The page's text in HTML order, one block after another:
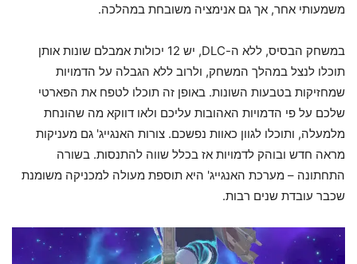
משמעותי אחר, אך גם אנימציה משובחת במהלכה.
במשחק הבסיס, ללא ה-DLC, יש 12 יכולות אמבלם שונות אותן
תוכלו לנצל במהלך המשחק, ולרוב ללא הגבלה על הדמויות
שמחזיקות בטבעות השונות. באופן זה תוכלו לטפח את הפארטי
שלכם על פי הדמויות האהובות עליכם ולאו דווקא מה שהונחת
מלמעלה, ותוכלו לגוון כאוות נפשכם. צורות האנגייג' גם מעניקות
מראה חדש ובוהק לדמויות אז בכלל שווה להתנסות. בשורה
התחתונה – מערכת האנגייג' היא תוספת מעולה למכניקה משומנת
שכבר עובדת שנים רבות.